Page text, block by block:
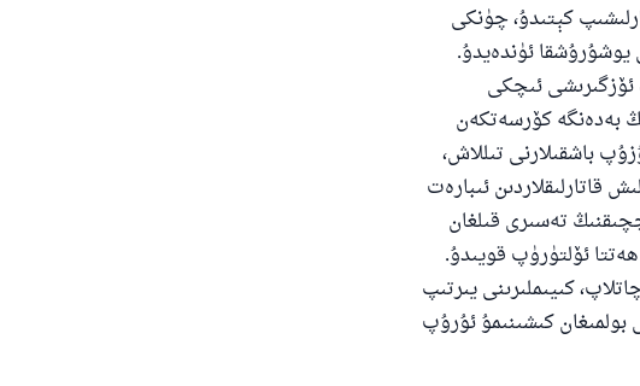
كېتىدۇ، چۈنكى
يوشۇرۇشقا ئۈندەيدۇ.
ئۆزگىرىشى ئىچكى
بەدەنگە كۆرسەتكەن
باشقىلارنى تىللاش،
قاتارلىقلاردىن ئىبارەت
تەسىرى قىلغان
ئۆلتۈرۈپ قويىدۇ.
كىيىملىرىنى يىرتىپ
كىشىنىمۇ ئۇرۇپ